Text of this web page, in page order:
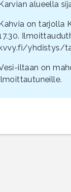
Karvian alueella
Kahvia on tarjolla
kvvy.fi/yhdistys/
iltaan on